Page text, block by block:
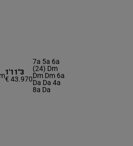
1'11"3
€ 43.970
7a 5a 6a
(24) Dm
Dm Dm 6a
Da Da 4a
8a Da